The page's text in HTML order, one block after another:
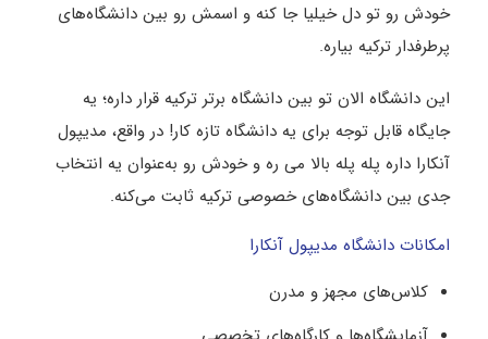
خودش رو تو دل خیلیا جا کنه و اسمش رو بین دانشگاه‌های
پرطرفدار ترکیه بیاره.
این دانشگاه الان تو بین دانشگاه برتر ترکیه قرار داره؛ یه
جایگاه قابل توجه برای یه دانشگاه تازه ‌کار! در واقع، مدیپول
آنکارا داره پله‌ پله بالا می ‌ره و خودش رو به‌عنوان یه انتخاب
جدی بین دانشگاه‌های خصوصی ترکیه ثابت می‌کنه.
امکانات دانشگاه مدیپول آنکارا
کلاس‌های مجهز و مدرن